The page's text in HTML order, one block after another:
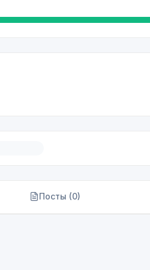
Посты (0)